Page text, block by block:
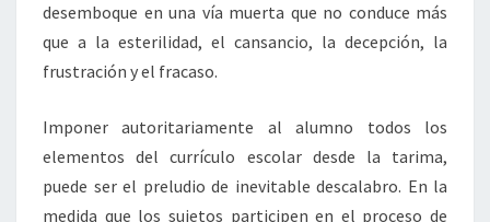
desemboque en una vía muerta que no conduce más
que a la esterilidad, el cansancio, la decepción, la
frustración y el fracaso.
Imponer autoritariamente al alumno todos los
elementos del currículo escolar desde la tarima,
puede ser el preludio de inevitable descalabro. En la
medida que los sujetos participen en el proceso de